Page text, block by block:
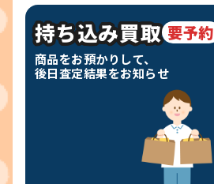
持ち込み買取 要予約
商品をお預かりして、
後日査定結果をお知らせ